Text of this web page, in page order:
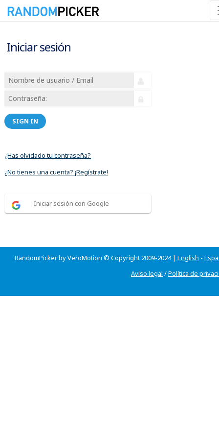
Iniciar sesión
SIGN IN
¿Has olvidado tu contraseña?
¿No tienes una cuenta? ¡Regístrate!
Iniciar sesión con Google
RandomPicker by VeroMotion © Copyright 2009-2024 | English -
Aviso legal /Política de